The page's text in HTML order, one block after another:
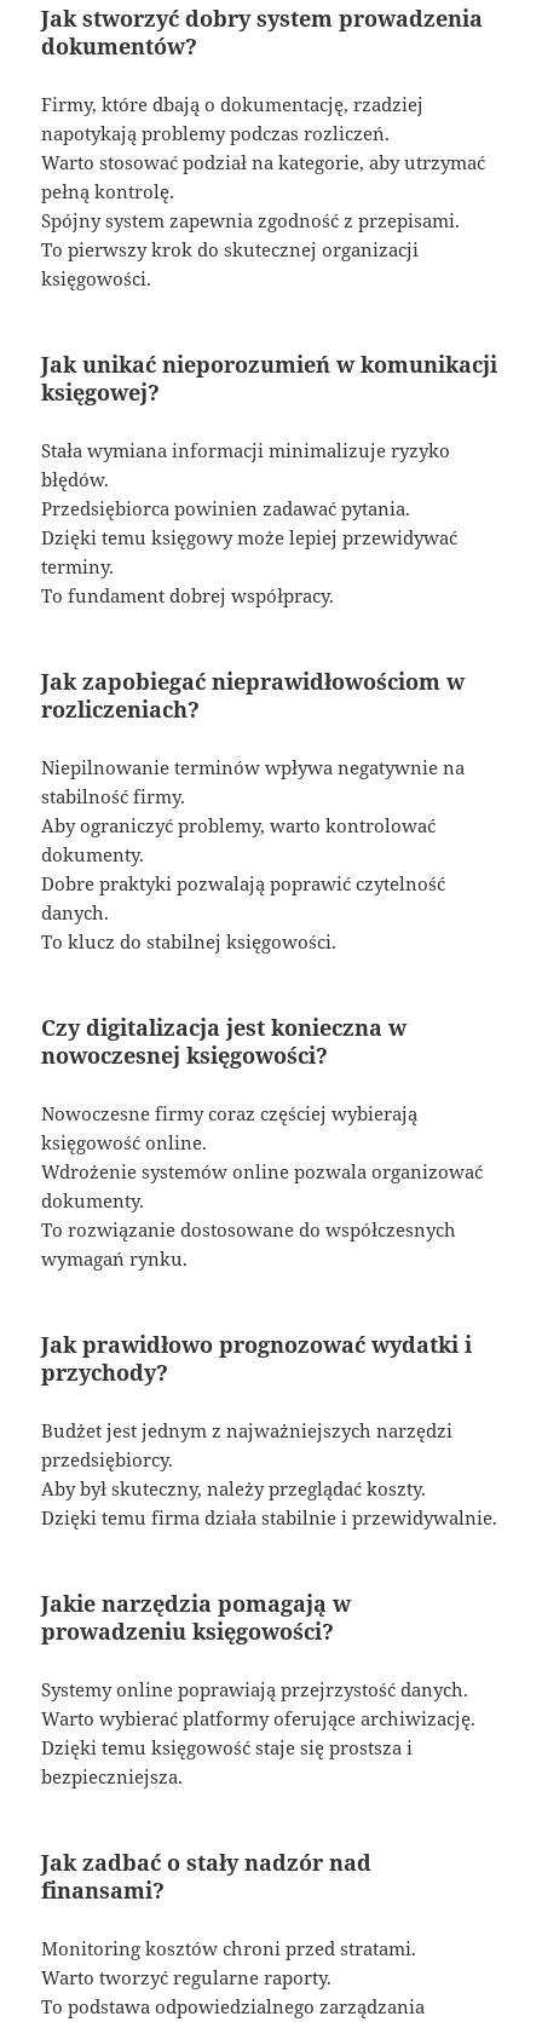
Jak stworzyć dobry system prowadzenia
dokumentów?
Firmy, które dbają o dokumentację, rzadziej
napotykają problemy podczas rozliczeń.
Warto stosować podział na kategorie, aby utrzymać
pełną kontrolę.
Spójny system zapewnia zgodność z przepisami.
To pierwszy krok do skutecznej organizacji
księgowości.
Jak unikać nieporozumień w komunikacji
księgowej?
Stała wymiana informacji minimalizuje ryzyko
błędów.
Przedsiębiorca powinien zadawać pytania.
Dzięki temu księgowy może lepiej przewidywać
terminy.
To fundament dobrej współpracy.
Jak zapobiegać nieprawidłowościom w
rozliczeniach?
Niepilnowanie terminów wpływa negatywnie na
stabilność firmy.
Aby ograniczyć problemy, warto kontrolować
dokumenty.
Dobre praktyki pozwalają poprawić czytelność
danych.
To klucz do stabilnej księgowości.
Czy digitalizacja jest konieczna w
nowoczesnej księgowości?
Nowoczesne firmy coraz częściej wybierają
księgowość online.
Wdrożenie systemów online pozwala organizować
dokumenty.
To rozwiązanie dostosowane do współczesnych
wymagań rynku.
Jak prawidłowo prognozować wydatki i
przychody?
Budżet jest jednym z najważniejszych narzędzi
przedsiębiorcy.
Aby był skuteczny, należy przeglądać koszty.
Dzięki temu firma działa stabilnie i przewidywalnie.
Jakie narzędzia pomagają w
prowadzeniu księgowości?
Systemy online poprawiają przejrzystość danych.
Warto wybierać platformy oferujące archiwizację.
Dzięki temu księgowość staje się prostsza i
bezpieczniejsza.
Jak zadbać o stały nadzór nad
finansami?
Monitoring kosztów chroni przed stratami.
Warto tworzyć regularne raporty.
To podstawa odpowiedzialnego zarządzania